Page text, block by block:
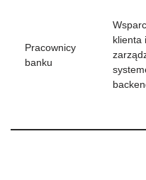
Pracownicy
banku
klienta i